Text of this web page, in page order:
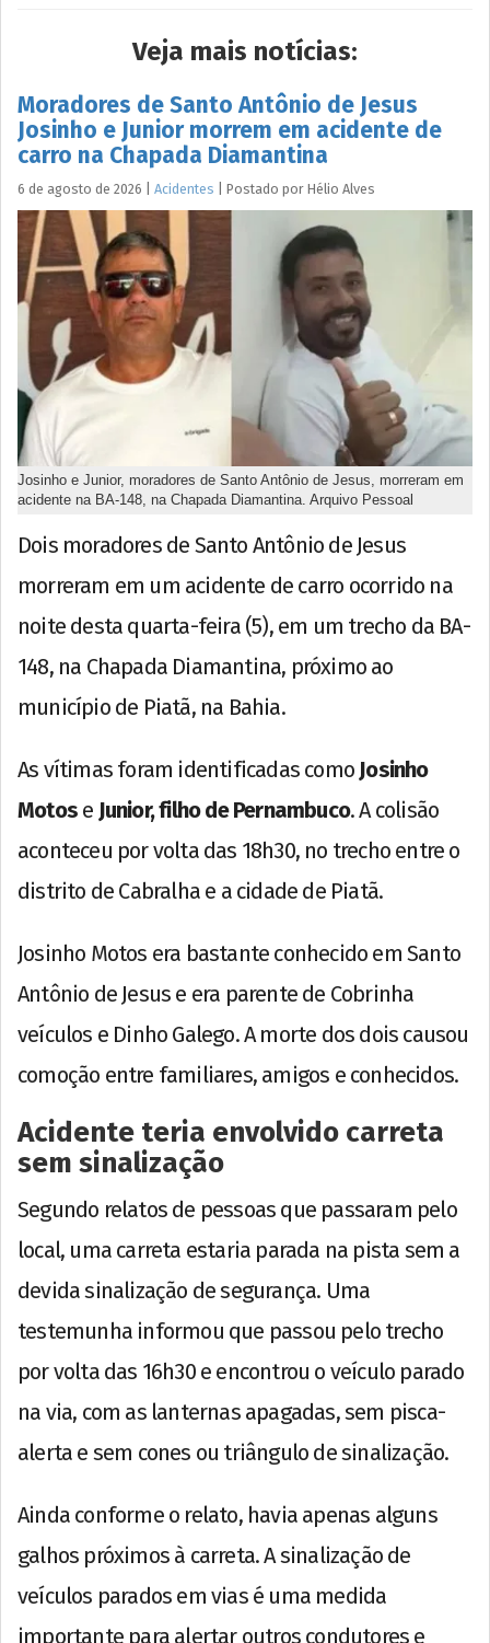
Veja mais notícias:
Moradores de Santo Antônio de Jesus
Josinho e Junior morrem em acidente de
carro na Chapada Diamantina
6 de agosto de 2026 Acidentes Postado por Hélio Alves
Josinho e Junior, moradores de Santo Antônio de Jesus, morreram em
acidente na BA-148, na Chapada Diamantina. Arquivo Pessoal
Dois moradores de Santo Antônio de Jesus
morreram em um acidente de carro ocorrido na
noite desta quarta-feira (5), em um trecho da BA-
148, na Chapada Diamantina, próximo ao
município de Piatã, na Bahia.
As vítimas foram identificadas como Josinho
Motos e Junior, filho de Pernambuco. A colisão
aconteceu por volta das 18h30, no trecho entre o
distrito de Cabralha e a cidade de Piatã.
Josinho Motos era bastante conhecido em Santo
Antônio de Jesus e era parente de Cobrinha
veículos e Dinho Galego. A morte dos dois causou
comoção entre familiares, amigos e conhecidos.
Acidente teria envolvido carreta
sem sinalização
Segundo relatos de pessoas que passaram pelo
local, uma carreta estaria parada na pista sem a
devida sinalização de segurança. Uma
testemunha informou que passou pelo trecho
por volta das 16h30 e encontrou o veículo parado
na via, com as lanternas apagadas, sem pisca-
alerta e sem cones ou triângulo de sinalização.
Ainda conforme o relato, havia apenas alguns
galhos próximos à carreta. A sinalização de
veículos parados em vias é uma medida
importante para alertar outros condutores e